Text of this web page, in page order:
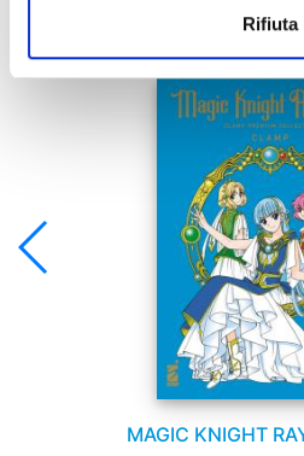
Rifiuta
Se ti è piaciuto
MAGIC KNIGHT